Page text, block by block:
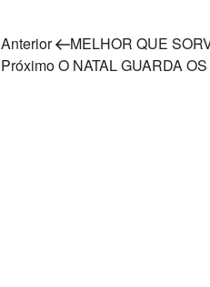
Navegação
de
Post
anterior
Anterior
MELHOR QUE
Próximo
PróximoO NATAL GUARDA